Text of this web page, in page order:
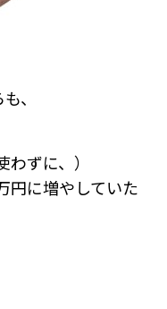
、
ずに、）
円に増やしていた